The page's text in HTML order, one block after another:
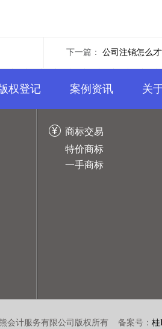
下一篇：公司注销怎么
权登记 案例资讯 关
商标交易
特价商标
一手商标
会计服务有限公司版权所有 备案号： 桂